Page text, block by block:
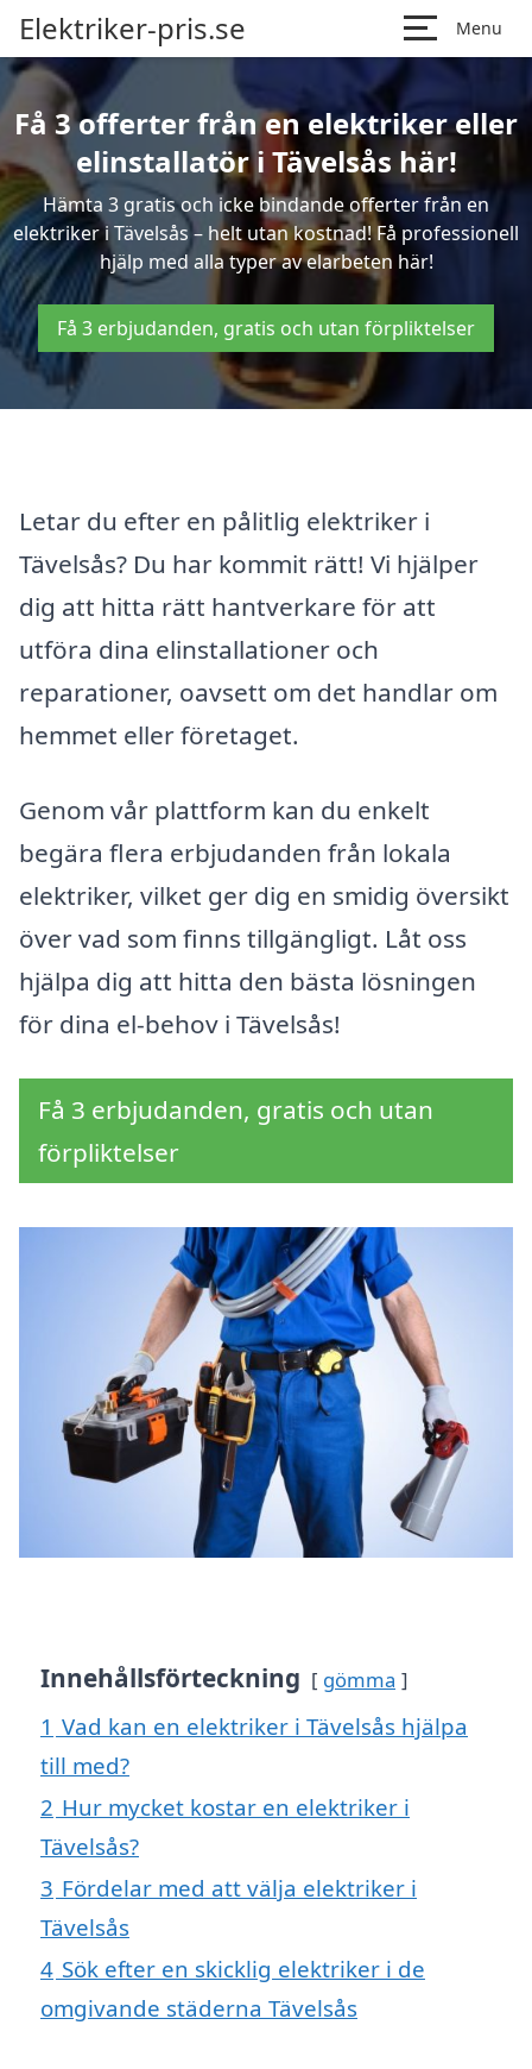
Elektriker-pris.se Menu
Få 3 offerter från en elektriker eller
elinstallatör i Tävelsås här!
Hämta 3 gratis och icke bindande offerter från en
elektriker i Tävelsås – helt utan kostnad! Få professionell
hjälp med alla typer av elarbeten här!
Få 3 erbjudanden, gratis och utan förpliktelser
Letar du efter en pålitlig elektriker i
Tävelsås? Du har kommit rätt! Vi hjälper
dig att hitta rätt hantverkare för att
utföra dina elinstallationer och
reparationer, oavsett om det handlar om
hemmet eller företaget.
Genom vår plattform kan du enkelt
begära flera erbjudanden från lokala
elektriker, vilket ger dig en smidig översikt
över vad som finns tillgängligt. Låt oss
hjälpa dig att hitta den bästa lösningen
för dina el-behov i Tävelsås!
Få 3 erbjudanden, gratis och utan
förpliktelser
Innehållsförteckning gömma
1 Vad kan en elektriker i Tävelsås hjälpa
till med?
2 Hur mycket kostar en elektriker i
Tävelsås?
3 Fördelar med att välja elektriker i
Tävelsås
4 Sök efter en skicklig elektriker i de
omgivande städerna Tävelsås